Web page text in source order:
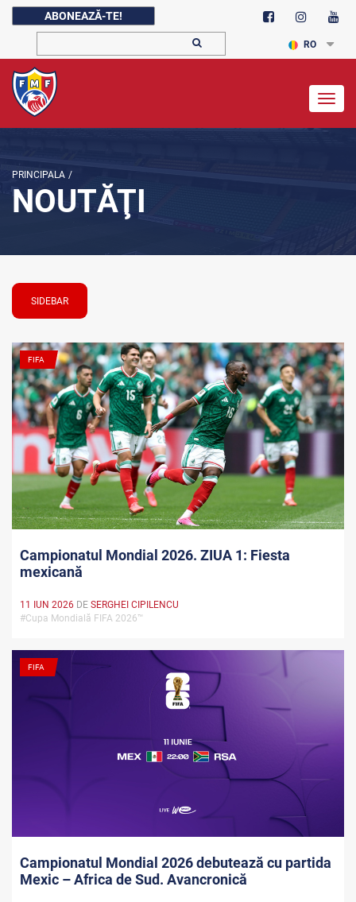
ABONEAZĂ-TE!
RO
PRINCIPALA /
NOUTĂŢI
SIDEBAR
FIFA
Campionatul Mondial 2026. ZIUA 1: Fiesta
mexicană
11 IUN 2026 DE SERGHEI CIPILENCU
#Cupa Mondială FIFA 2026™
FIFA
Campionatul Mondial 2026 debutează cu partida
Mexic – Africa de Sud. Avancronică